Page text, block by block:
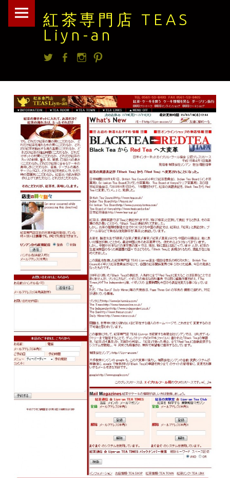
紅茶専門店 TEAS
Liyn-an
紅
Liyn-
site
navigation
Skip
Twitterfacebook
Instagram